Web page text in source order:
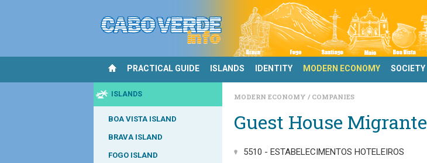
PRACTICAL GUIDE ISLANDS IDENTITY MODERN ECONOMY SOCIETY
ISLANDS
BOA VISTA ISLAND
BRAVA ISLAND
FOGO ISLAND
MODERN ECONOMY COMPANIES
Guest House Migrante
5510 - ESTABELECIMENTOS HOTELEIROS